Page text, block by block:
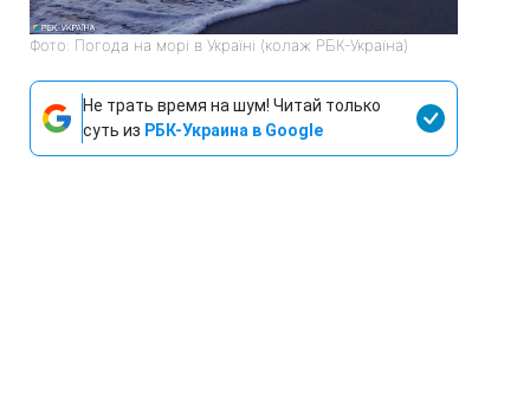
Фото: Погода на морі в Україні (колаж РБК-Україна)
Не трать время на шум! Читай только
суть из РБК-Украина в Google